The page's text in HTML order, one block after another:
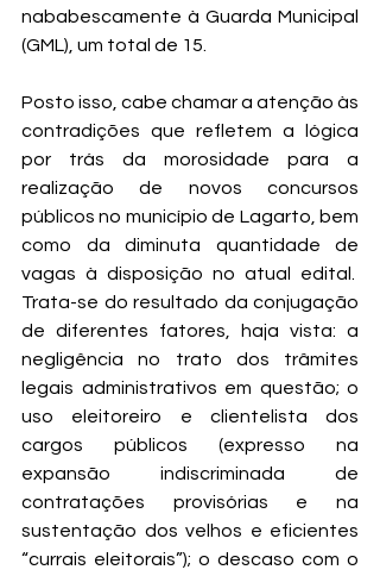
nababescamente à Guarda Municipal
(GML), um total de 15.
Posto isso, cabe chamar a atenção às
contradições que refletem a lógica
por trás da morosidade para a
realização de novos concursos
públicos no município de Lagarto, bem
como da diminuta quantidade de
vagas à disposição no atual edital.
Trata-se do resultado da conjugação
de diferentes fatores, haja vista: a
negligência no trato dos trâmites
legais administrativos em questão; o
uso eleitoreiro e clientelista dos
cargos públicos (expresso na
expansão indiscriminada de
contratações provisórias e na
sustentação dos velhos e eficientes
“currais eleitorais”); o descaso com o